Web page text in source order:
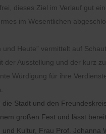
dieses Ziel im Verlauf gut
im Wesentlichen
Heute” vermittelt auf
Ausstellung und der kurz
Würdigung für ihre
Stadt und den
großen Fest und lässt
Kultur, Frau Prof. Johanna